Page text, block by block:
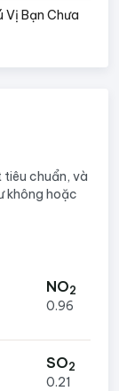
Vị Bạn Chưa
chuẩn, và
không hoặc
NO2
0.96
SO2
0.21